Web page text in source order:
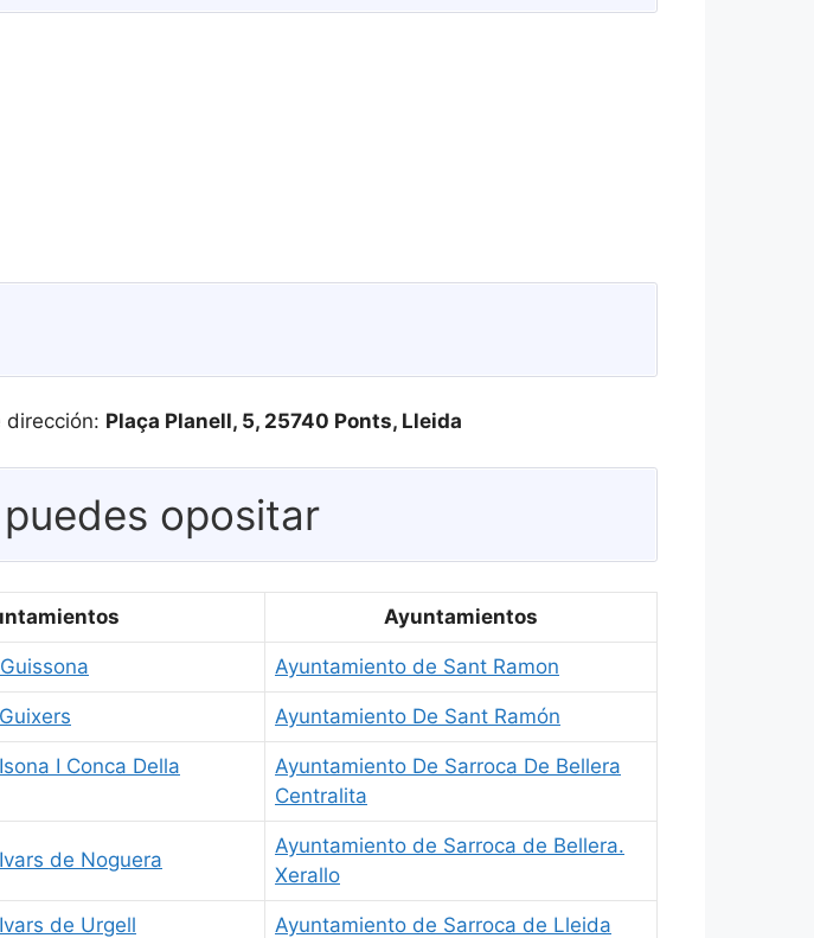
dirección: Plaça Planell, 5, 25740 Ponts, Lleida
opositar
Ayuntamientos
Ayuntamiento de Sant Ramon
Ayuntamiento De Sant Ramón
I Conca Della
Ayuntamiento De Sarroca De Bellera
Centralita
de Noguera
Ayuntamiento de Sarroca de Bellera.
Xerallo
de Urgell Ayuntamiento de Sarroca de Lleida